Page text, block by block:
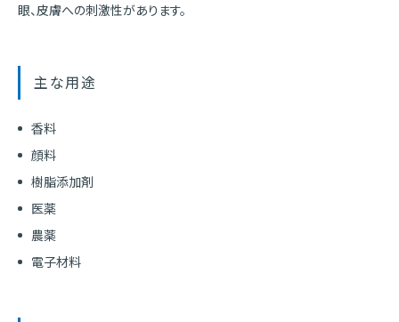
眼、皮膚への刺激性があります。
主な用途
香料
顔料
樹脂添加剤
医薬
農薬
電子材料